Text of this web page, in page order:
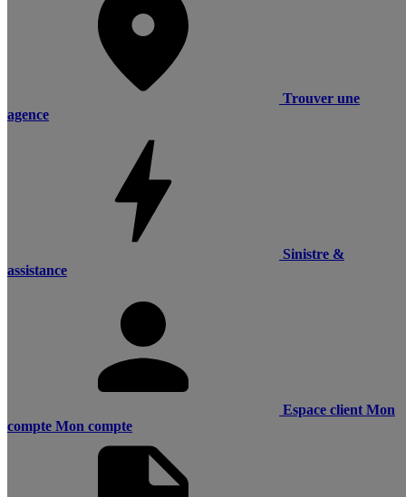
Trouver une
agence
Sinistre &
assistance
Espace client Mon
compte Mon compte